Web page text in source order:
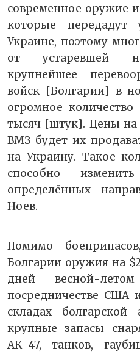
современное оружие
которые передадут
Украине, поэтому
от устаревшей
крупнейшее
войск [Болгарии] в
огромное
тысяч [штук]. Цены на
ВМЗ будет их
на Украину. Такое
способно
определённых
Ноев.
Помимо
Болгарии оружия на
дней весной-
посредничестве США
складах
крупные запасы
АК-47, танков,